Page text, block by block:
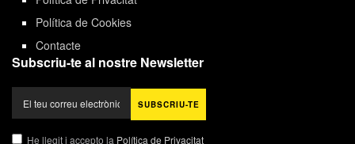
Política de Cookies
Contacte
Subscriu-te al nostre Newsletter
He llegit i accepto la Política de Privacitat